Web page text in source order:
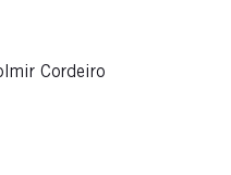
Cordeiro